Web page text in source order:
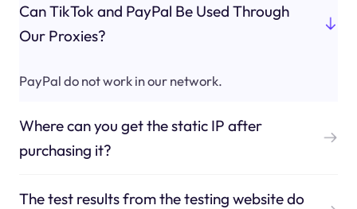
Can TikTok and PayPal Be Used Through
Our Proxies?
PayPal do not work in our network.
Where can you get the static IP after
purchasing it?
The test results from the testing website do